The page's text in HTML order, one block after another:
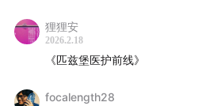
狸狸安
2026.2.18
《匹兹堡医护前线》
focalength28